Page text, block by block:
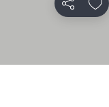
Paylaş